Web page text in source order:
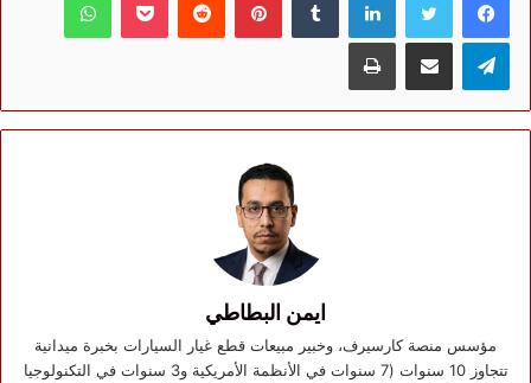
تيلقرام مشاركة عبر البريد طباعة
ايمن البطاطي
مؤسس منصة كارسيرف، وخبير مبيعات قطع غيار السيارات بخبرة ميدانية
تتجاوز 10 سنوات (7 سنوات في الأنظمة الأمريكية و3 سنوات في التكنولوجيا